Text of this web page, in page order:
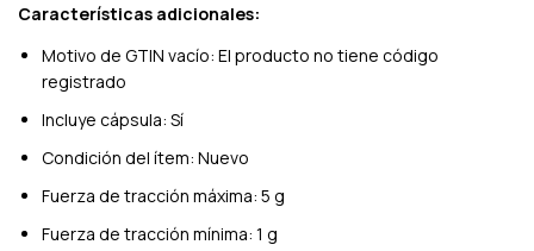
Características adicionales:
Motivo de GTIN vacío: El producto no tiene código
registrado
Incluye cápsula: Sí
Condición del ítem: Nuevo
Fuerza de tracción máxima: 5 g
Fuerza de tracción mínima: 1 g